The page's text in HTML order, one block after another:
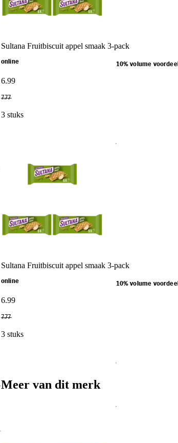
Sultana Fruitbiscuit appel smaak 3-pack
online 10% volume voordeel
6.99
7.77
3 stuks
Sultana Fruitbiscuit appel smaak 3-pack
online 10% volume voordeel
6.99
7.77
3 stuks
Meer van dit merk